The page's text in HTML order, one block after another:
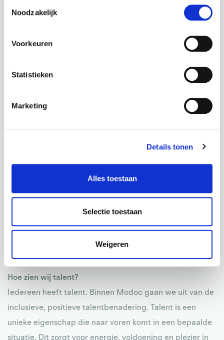
Noodzakelijk
Voorkeuren
Statistieken
Marketing
Details tonen
Alles toestaan
Selectie toestaan
Weigeren
een enorme uitdaging om passend talent te
Uit Branhams boek ‘De 7 verborgen waarom vertrokken’
(2005) laat zien dat werknemers veelal wisselen van
ontwikkelingsmogelijkheden. Ook ervaren werknemers
coaching tijdens hun loopbaan ontvangen. Iets waar we
binnen Modoc juist veel aandacht aan schenken en
continue investering in doen en innovatief in zijn. Het
die wordt gestoken in het vinden van het juiste talent, te
behouden binnen de organisatie.
Hoe zien wij talent?
Iedereen heeft talent. Binnen Modoc gaan we uit van de
inclusieve, positieve talentbenadering. Talent is een
unieke eigenschap die naar voren komt in een bepaalde
situatie. Dit zorgt voor energie, voldoening en plezier in